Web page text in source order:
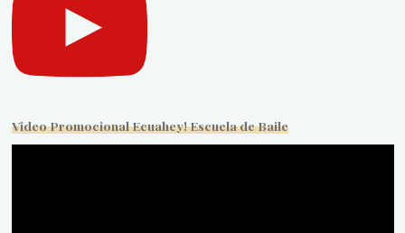
Video Promocional Ecuahey! Escuela de Baile